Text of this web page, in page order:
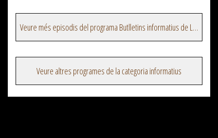
Veure més episodis del programa Butlletins informatius de La Xarxa
Veure altres programes de la categoria informatius